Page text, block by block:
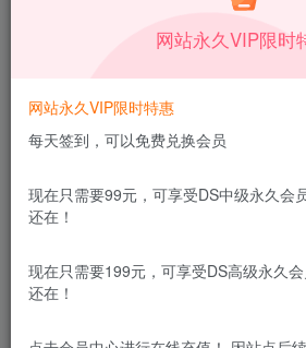
[h1]常用对象和方法[/h1]
[h2]Application对象[/h2]
型，可读写。
网站永久VIP限时
网站永久VIP限时特惠
每天签到，可以免费兑换会员
现在只需要99元，可享受DS中级永久会
还在！
现在只需要199元，可享受DS高级永久
还在！